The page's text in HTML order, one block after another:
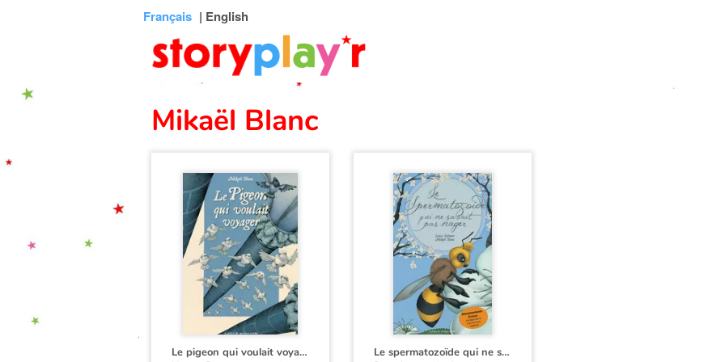
Français | English
Mikaël Blanc
Le pigeon qui voulait voyager
Le spermatozoïde qui ne savait pas nager